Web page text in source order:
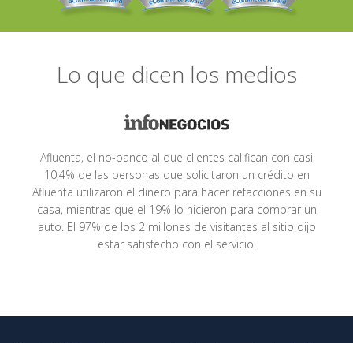
Lo que dicen los medios
Afluenta, el no-banco al que clientes califican con casi
10,4% de las personas que solicitaron un crédito en
Afluenta utilizaron el dinero para hacer refacciones en su
casa, mientras que el 19% lo hicieron para comprar un
auto. El 97% de los 2 millones de visitantes al sitio dijo
estar satisfecho con el servicio.